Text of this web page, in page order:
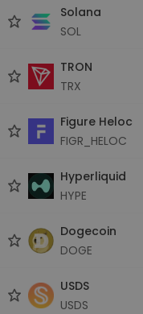
Solana
SOL
TRON
TRX
Figure Heloc
FIGR_HELOC
Hyperliquid
HYPE
Dogecoin
DOGE
USDS
USDS